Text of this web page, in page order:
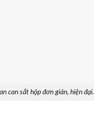
can sắt hộp đơn giản, hiện đại.